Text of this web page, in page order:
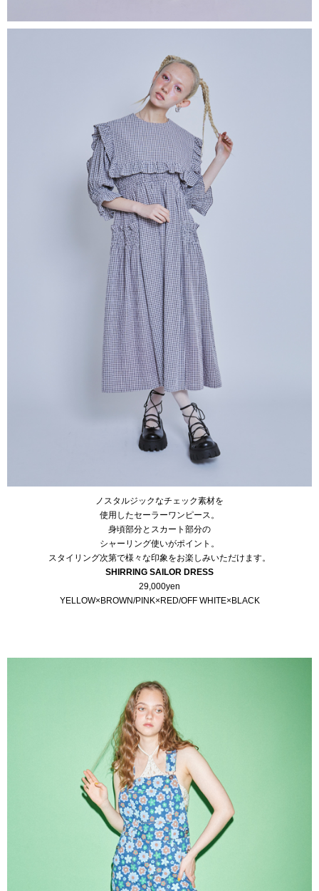
ノスタルジックなチェック素材を
使用したセーラーワンピース。
身頃部分とスカート部分の
シャーリング使いがポイント。
スタイリング次第で様々な印象をお楽しみいただけます。
SHIRRING SAILOR DRESS
29,000yen
YELLOW×BROWN/PINK×RED/OFF WHITE×BLACK